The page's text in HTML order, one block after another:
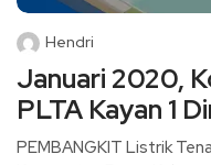
Hendri
Januari 2020,
PLTA Kayan 1
PEMBANGKIT Listrik